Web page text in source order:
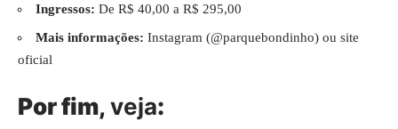
Ingressos: De R$ 40,00 a R$ 295,00
Mais informações: Instagram (@parquebondinho) ou site
oficial
Por fim,veja: